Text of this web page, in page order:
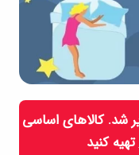
شد. کالاهای اساسی
تهیه کنید